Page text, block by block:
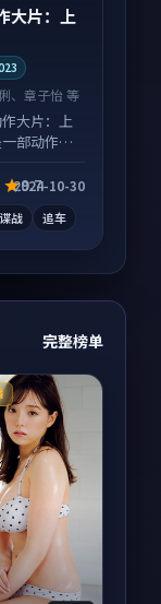
大片：上
、章子怡 等
作大片：上
部动作向
爽快不拖
9.7
2024-10-30
谍战 追车
完整榜单